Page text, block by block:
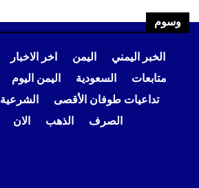
وسوم
الخبر اليمني اليمن اخر الاخبار
متابعات
السعودية اليمن اليوم
تداعيات طوفان الأقصى
الشرعية
الصرف
الذهب الان